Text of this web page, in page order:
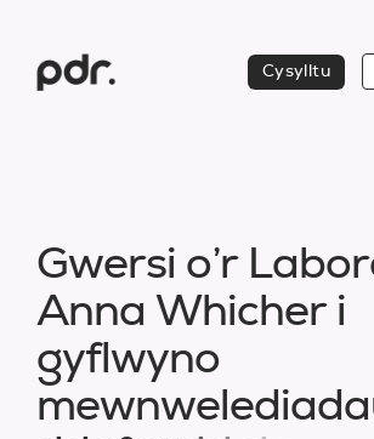
Cysylltu
Gwersi o’r Labor
Anna Whicher i
gyflwyno
mewnwe ediada